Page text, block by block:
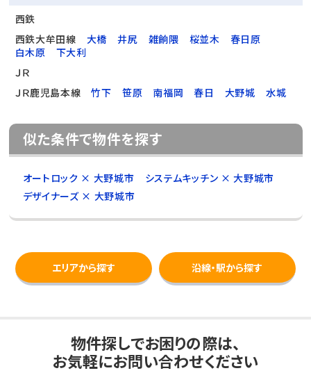
西鉄
西鉄大牟田線
大橋 井尻 雑餉隈 桜並木
春日原
白木原
下大利
ＪＲ
ＪＲ鹿児島本線
竹下 笹原 南福岡 春日 大野城 水城
似た条件で物件を探す
オートロック × 大野城市
システムキッチン × 大野城市
デザイナーズ × 大野城市
エリアから探す 沿線・駅から探す
物件探しでお困りの際は、
お気軽にお問い合わせください